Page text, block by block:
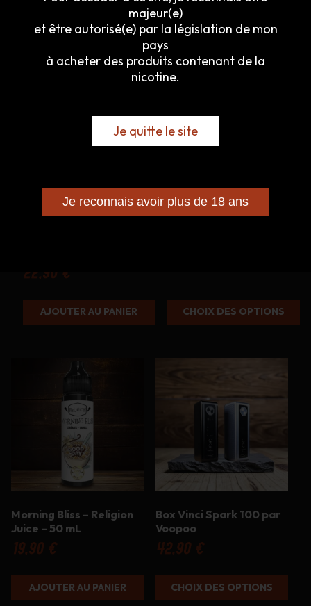
vie sans tabac.
Produits similaires
22,90 €
AJOUTER AU PANIER CHOIX DES OPTIONS
Ce
plusieurs
variations.
Les
être
choisies
sur
Morning Bliss – Religion
Juice – 50 mL
19,90 €
AJOUTER AU PANIER
Box Vinci Spark 100 par
Voopoo
42,90 €
CHOIX DES OPTIONS
plusieurs
options
peuvent
être
choisies
la
page
du
produit
majeur(e)
et être autorisé(e) par la législation de mon
pays
à acheter des produits contenant de la
nicotine.
Je quitte le site
Je reconnais avoir plus de 18 ans